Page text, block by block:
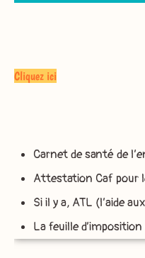
Cliquez ici
Carnet de santé de
Attestation Caf pour
Si il y a, ATL (l’aide
La feuille